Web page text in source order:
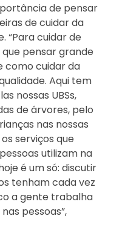
de pensar
de cuidar da
“Para cuidar de
pensar grande
como cuidar da
Aqui tem
nossas UBSs,
de árvores, pelo
nas nossas
serviços que
utilizam na
é um só: discutir
tenham cada vez
a gente trabalha
pessoas”,